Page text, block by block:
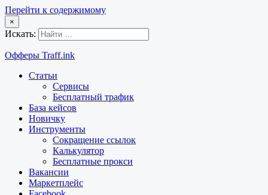
Перейти к содержимому
×
Искать:
Офферы Traff.ink
Статьи
Сервисы
Бесплатный трафик
База кейсов
Новичку
Инструменты
Сокращение ссылок
Калькулятор
Бесплатные прокси
Вакансии
Маркетплейс